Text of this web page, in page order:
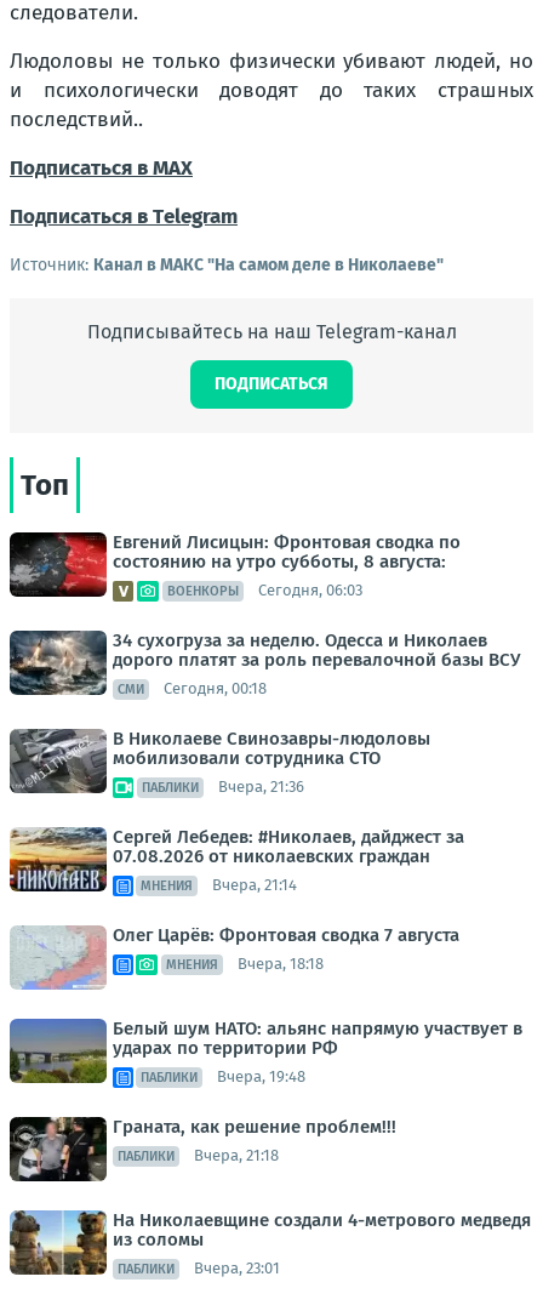
следователи.
Людоловы не только физически убивают людей, но
и психологически доводят до таких страшных
последствий..
Подписаться в МАХ
Подписаться в Тelegram
Источник: Канал в МАКС "На самом деле в Николаеве"
Подписывайтесь на наш Telegram-канал
ПОДПИСАТЬСЯ
Топ
Евгений Лисицын: Фронтовая сводка по
состоянию на утро субботы, 8 августа:
ВОЕНКОРЫ Сегодня, 06:03
34 сухогруза за неделю. Одесса и Николаев
дорого платят за роль перевалочной базы ВСУ
СМИ Сегодня, 00:18
В Николаеве Свинозавры-людоловы
мобилизовали сотрудника СТО
ПАБЛИКИ Вчера, 21:36
Сергей Лебедев: #Николаев, дайджест за
07.08.2026 от николаевских граждан
МНЕНИЯ Вчера, 21:14
Олег Царёв: Фронтовая сводка 7 августа
МНЕНИЯ Вчера, 18:18
Белый шум НАТО: альянс напрямую участвует в
ударах по территории РФ
ПАБЛИКИ Вчера, 19:48
Граната, как решение проблем!!!
ПАБЛИКИ Вчера, 21:18
На Николаевщине создали 4-метрового медведя
из соломы
ПАБЛИКИ Вчера, 23:01